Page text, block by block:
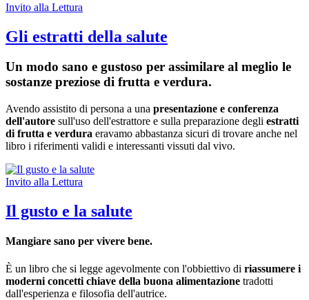
Invito alla Lettura
Gli estratti della salute
Un modo sano e gustoso per assimilare al meglio le
sostanze preziose di frutta e verdura.
Avendo assistito di persona a una presentazione e conferenza
dell'autore sull'uso dell'estrattore e sulla preparazione degli estratti
di frutta e verdura eravamo abbastanza sicuri di trovare anche nel
libro i riferimenti validi e interessanti vissuti dal vivo.
Invito alla Lettura
Il gusto e la salute
Mangiare sano per vivere bene.
È un libro che si legge agevolmente con l'obbiettivo di riassumere i
moderni concetti chiave della buona alimentazione tradotti
dall'esperienza e filosofia dell'autrice.